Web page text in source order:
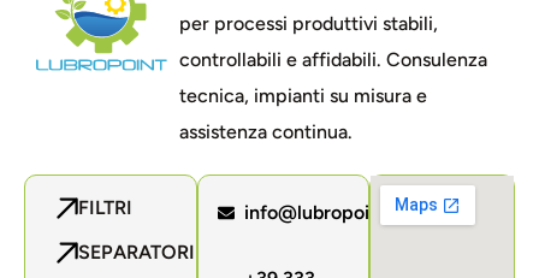
per processi produttivi stabili,
controllabili e affidabili. Consulenza
tecnica, impianti su misura e
assistenza continua.
FILTRI
SEPARATORI
info@lubropoint.com